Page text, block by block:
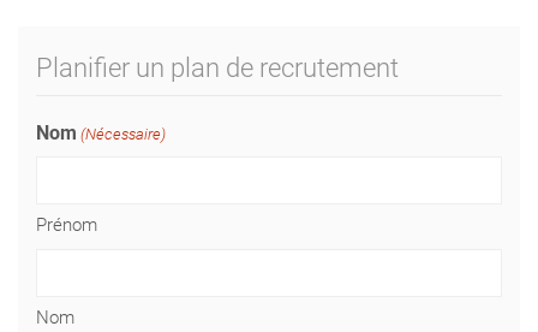
Planifier un plan de recrutement
Nom (Nécessaire)
Prénom
Nom